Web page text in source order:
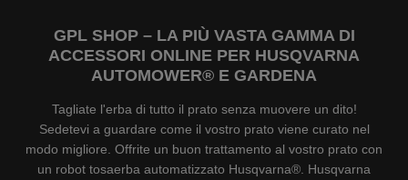
GPL SHOP – LA PIÙ VASTA GAMMA DI
ACCESSORI ONLINE PER HUSQVARNA
AUTOMOWER® E GARDENA
Tagliate l'erba di tutto il prato senza muovere un dito!
Sedetevi a guardare come il vostro prato viene curato nel
modo migliore. Offrite un buon trattamento al vostro prato con
un robot tosaerba automatizzato Husqvarna®. Husqvarna